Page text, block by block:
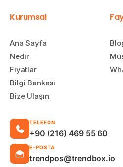
Kurumsal
Ana Sayfa
Nedir
Fiyatlar
Bilgi Bankası
Bize Ulaşın
TELEFON
+90 (216) 469 55 60
E-POSTA
trendpos@trendbox.io